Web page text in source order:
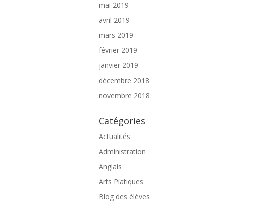
mai 2019
avril 2019
mars 2019
février 2019
janvier 2019
décembre 2018
novembre 2018
Catégories
Actualités
Administration
Anglais
Arts Platiques
Blog des élèves